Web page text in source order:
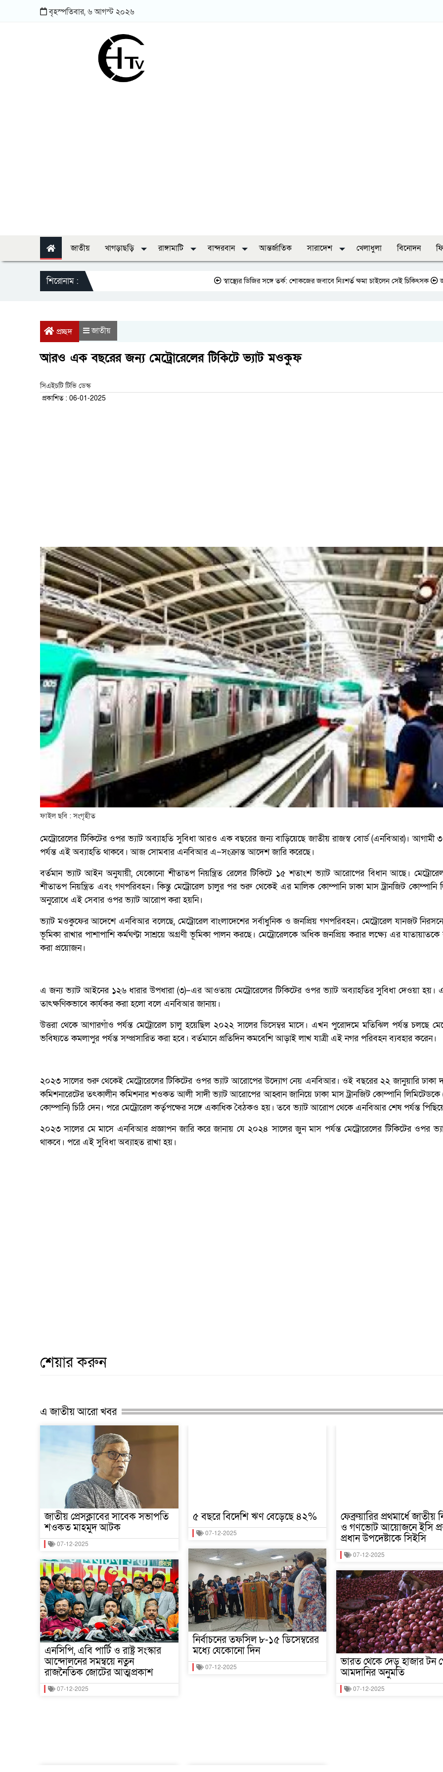
বৃহস্পতিবার,৬আগস্ট ২০২৬
জাতীয় খাগড়াছড়ি রাঙ্গামাটি বান্দরবান আন্তর্জাতিক সারাদেশ খেলাধুলা বিনোদন
শিরোনাম : স্বাস্থ্যের ডিজির সঙ্গে তর্ক: শোকজের জবাবে নিঃশর্ত ক্ষমা চাইলেন সেই চিকিৎসক জাতীয়
প্রচ্ছদ জাতীয়
আরও এক বছরের জন্য মেট্রোরেলের টিকিটে ভ্যাট মওকুফ
সিএইচটি টিভি ডেস্ক
প্রকাশিত : 06-01-2025
ফাইল ছবি : সংগৃহীত
মেট্রোরেলের টিকিটের ওপর ভ্যাট অব্যাহতি সুবিধা আরও এক বছরের জন্য বাড়িয়েছে জাতীয় রাজস্ব বোর্ড (এনবিআর)। আগামী
পর্যন্ত এই অব্যাহতি থাকবে। আজ সোমবার এনবিআর এ–সংক্রান্ত আদেশ জারি করেছে।
বর্তমান ভ্যাট আইন অনুযায়ী, যেকোনো শীতাতপ নিয়ন্ত্রিত রেলের টিকিটে ১৫ শতাংশ ভ্যাট আরোপের বিধান আছে।
শীতাতপ নিয়ন্ত্রিত এবং গণপরিবহন। কিন্তু মেট্রোরেল চালুর পর শুরু থেকেই এর মালিক কোম্পানি ঢাকা মাস ট্রানজিট কোম্পানি
অনুরোধে এই সেবার ওপর ভ্যাট আরোপ করা হয়নি।
ভ্যাট মওকুফের আদেশে এনবিআর বলেছে, মেট্রোরেল বাংলাদেশের সর্বাধুনিক ও জনপ্রিয় গণপরিবহন। মেট্রোরেল যানজট
ভূমিকা রাখার পাশাপাশি কর্মঘণ্টা সাশ্রয়ে অগ্রণী ভূমিকা পালন করছে। মেট্রোরেলকে অধিক জনপ্রিয় করার লক্ষ্যে এর যাতায়াতকে
করা প্রয়োজন।
এ জন্য ভ্যাট আইনের ১২৬ ধারার উপধারা (৩)–এর আওতায় মেট্রোরেলের টিকিটের ওপর ভ্যাট অব্যাহতির সুবিধা দেওয়া
তাৎক্ষণিকভাবে কার্যকর করা হলো বলে এনবিআর জানায়।
উত্তরা থেকে আগারগাঁও পর্যন্ত মেট্রোরেল চালু হয়েছিল ২০২২ সালের ডিসেম্বর মাসে। এখন পুরোদমে মতিঝিল পর্যন্ত চলছে
ভবিষ্যতে কমলাপুর পর্যন্ত সম্প্রসারিত করা হবে। বর্তমানে প্রতিদিন কমবেশি আড়াই লাখ যাত্রী এই নগর পরিবহন ব্যবহার করেন।
২০২৩ সালের শুরু থেকেই মেট্রোরেলের টিকিটের ওপর ভ্যাট আরোপের উদ্যোগ নেয় এনবিআর। ওই বছরের ২২ জানুয়ারি ঢাকা
কমিশনারেটের তৎকালীন কমিশনার শওকত আলী সাদী ভ্যাট আরোপের আহ্বান জানিয়ে ঢাকা মাস ট্রানজিট কোম্পানি লিমিটেডকে
কোম্পানি) চিঠি দেন। পরে মেট্রোরেল কর্তৃপক্ষের সঙ্গে একাধিক বৈঠকও হয়। তবে ভ্যাট আরোপ থেকে এনবিআর শেষ পর্যন্ত
২০২৩ সালের মে মাসে এনবিআর প্রজ্ঞাপন জারি করে জানায় যে ২০২৪ সালের জুন মাস পর্যন্ত মেট্রোরেলের টিকিটের ওপর
থাকবে। পরে এই সুবিধা অব্যাহত রাখা হয়।
শেয়ার করুন
এ জাতীয় আরো খবর
জাতীয় প্রেসক্লাবের সাবেক সভাপতি
শওকত মাহমুদ আটক
07-12-2025
এনসিপি, এবি পার্টি ও রাষ্ট্র সংস্কার
আন্দোলনের সমন্বয়ে নতুন
রাজনৈতিক জোটের আত্মপ্রকাশ
07-12-2025
৫ বছরে বিদেশি ঋণ বেড়েছে ৪২%
07-12-2025
নির্বাচনের তফসিল ৮-১৫ ডিসেম্বরের
মধ্যে যেকোনো দিন
07-12-2025
ফেব্রুয়ারির প্রথমার্ধে জাতীয়
ও গণভোট আয়োজনে ইসি
প্রধান উপদেষ্টাকে সিইসি
07-12-2025
ভারত থেকে দেড় হাজার টন
আমদানির অনুমতি
07-12-2025